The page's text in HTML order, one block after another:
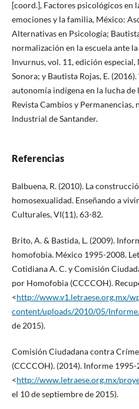
[coord.], Factores psicológicos en
emociones y la familia, México:
Alternativas en Psicología;
normalización en la escuela ante la
Invurnus, vol. 11, edición
Sonora; y Bautista Rojas, E.
autonomía indígena en la lucha de
Revista Cambios y
Industrial de Santander.
Referencias
Balbuena, R. (2010). La
homosexualidad. Enseñando a
Culturales, VI(11), 63-82.
Brito, A. & Bastida, L. (2009).
homofobia. México 1995-2008.
Cotidiana A. C. y Comisión
por Homofobia (CCCCOH).
<http://www.v1.letraese.org.mx/
content/uploads/2010/05/
de 2015).
Comisión Ciudadana contra
(CCCCOH). (2014). Informe
<http://www.letraese.org.mx/
el 10 de septiembre de 2015).